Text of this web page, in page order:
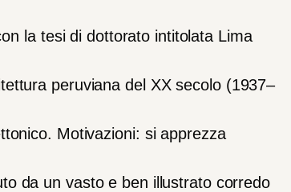
la tesi di dottorato intitolata Lima
peruviana del XX secolo (1937–
Motivazioni: si apprezza
da un vasto e ben illustrato corredo